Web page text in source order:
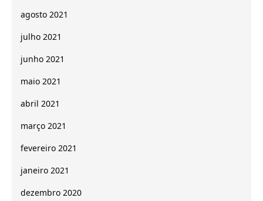
agosto 2021
julho 2021
junho 2021
maio 2021
abril 2021
março 2021
fevereiro 2021
janeiro 2021
dezembro 2020